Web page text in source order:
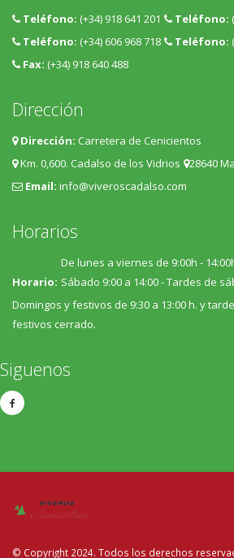
Teléfono: (+34) 918 641 201 Teléfono:
Teléfono: (+34) 606 968 718 Teléfono:
Fax: (+34) 918 640 488
Dirección
Dirección: Carretera de Cenicientos
Km. 0,600. Cadalso de los Vidrios
28640
Email: info@viveroscadalso.com
Horarios
Horario:
De lunes a viernes de 9:00h -
Sábado 9:00 a 14:00 - Tardes de
Domingos y festivos de 9:30 a 13:00 h. y
festivos cerrado.
Siguenos
© Copyright 2024. Todos los derechos